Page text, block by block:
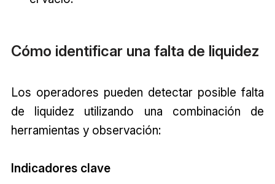
Cómo identificar una falta de liquidez
Los operadores pueden detectar posible falta
de liquidez utilizando una combinación de
herramientas y observación:
Indicadores clave